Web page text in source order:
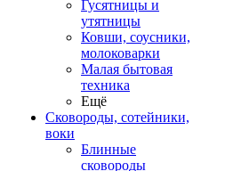
Гусятницы и
утятницы
Ковши, соусники,
молоковарки
Малая бытовая
техника
Ещё
Сковороды, сотейники,
воки
Блинные
сковороды